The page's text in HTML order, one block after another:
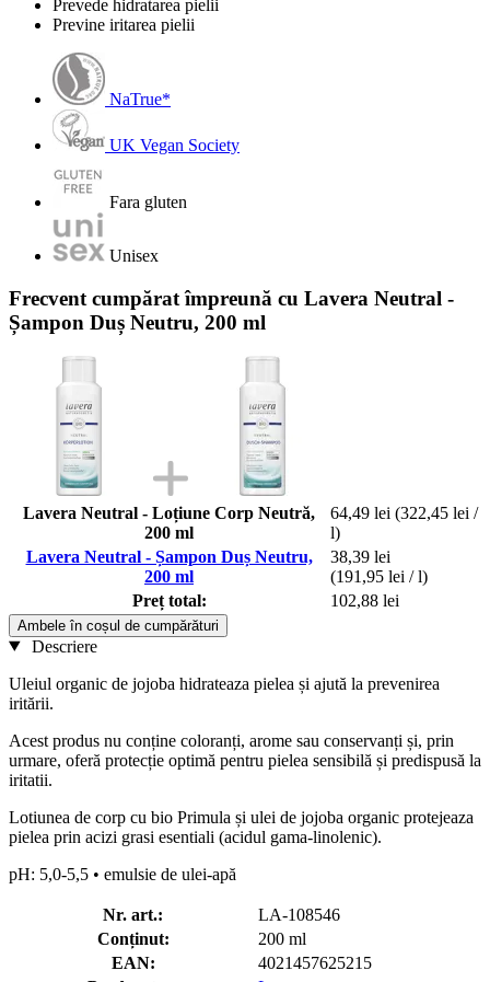
Prevede hidratarea pielii
Previne iritarea pielii
NaTrue*
UK Vegan Society
Fara gluten
Unisex
Frecvent cumpărat împreună cu Lavera Neutral -
Șampon Duș Neutru, 200 ml
Lavera Neutral - Loțiune Corp Neutră,
200 ml
64,49 lei (322,45 lei /
l)
Lavera Neutral - Șampon Duș Neutru,
200 ml
38,39 lei
(191,95 lei / l)
Preț total:
102,88 lei
Ambele în coșul de cumpărături
Descriere
Uleiul organic de jojoba hidrateaza pielea și ajută la prevenirea
iritării.
Acest produs nu conține coloranți, arome sau conservanți și, prin
urmare, oferă protecție optimă pentru pielea sensibilă și predispusă la
iritatii.
Lotiunea de corp cu bio Primula și ulei de jojoba organic protejeaza
pielea prin acizi grasi esentiali (acidul gama-linolenic).
pH: 5,0-5,5 • emulsie de ulei-apă
Nr. art.:
LA-108546
Conținut:
200 ml
EAN:
4021457625215